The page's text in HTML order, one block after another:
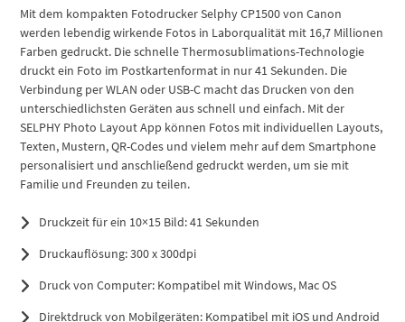
Mit dem kompakten Fotodrucker Selphy CP1500 von Canon
werden lebendig wirkende Fotos in Laborqualität mit 16,7 Millionen
Farben gedruckt. Die schnelle Thermosublimations-Technologie
druckt ein Foto im Postkartenformat in nur 41 Sekunden. Die
Verbindung per WLAN oder USB-C macht das Drucken von den
unterschiedlichsten Geräten aus schnell und einfach. Mit der
SELPHY Photo Layout App können Fotos mit individuellen Layouts,
Texten, Mustern, QR-Codes und vielem mehr auf dem Smartphone
personalisiert und anschließend gedruckt werden, um sie mit
Familie und Freunden zu teilen.
Druckzeit für ein 10×15 Bild: 41 Sekunden
Druckauflösung: 300 x 300dpi
Druck von Computer: Kompatibel mit Windows, Mac OS
Direktdruck von Mobilgeräten: Kompatibel mit iOS und Android